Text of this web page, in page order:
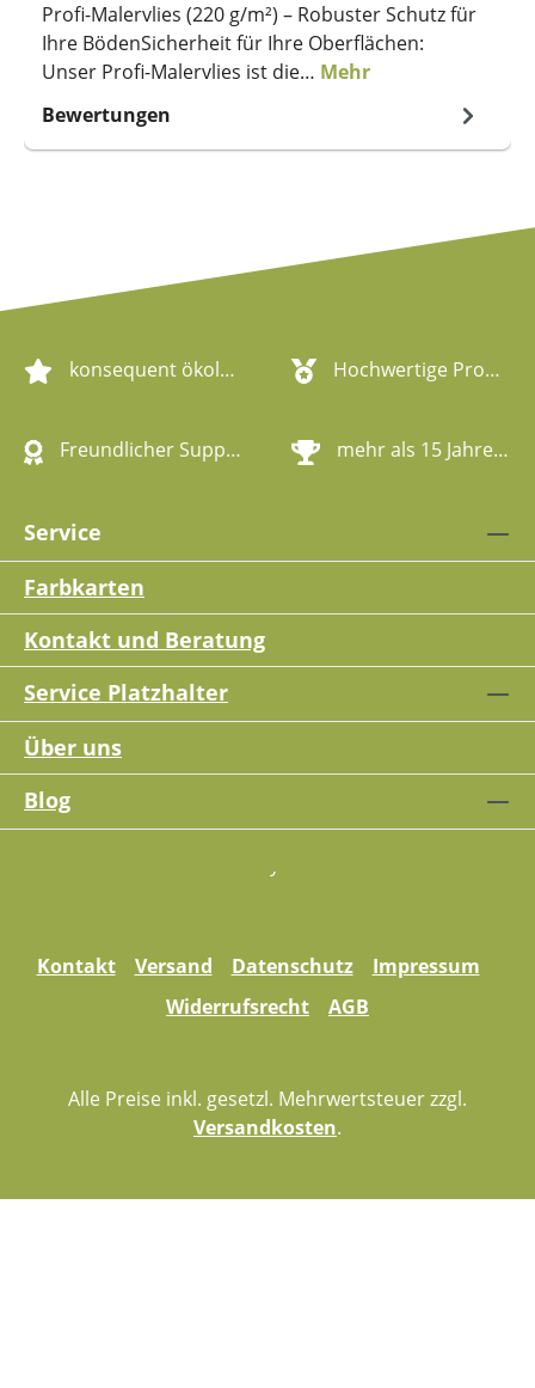
Profi-Malervlies (220 g/m²) – Robuster Schutz für
Ihre BödenSicherheit für Ihre Oberflächen:
Unser Profi-Malervlies ist die… Mehr
Bewertungen
konsequent ökologische Artikel Hochwertige Produktqualität
Freundlicher Support mehr als 15 Jahre Erfahrung
Service
Farbkarten
Kontakt und Beratung
Service Platzhalter
Über uns
Blog
Kontakt Versand Datenschutz
Impressum
Widerrufsrecht
AGB
Alle Preise inkl. gesetzl. Mehrwertsteuer zzgl.
Versandkosten.